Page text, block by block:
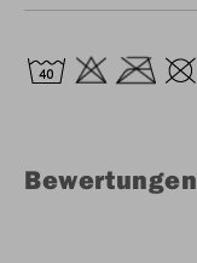
Bewertungen